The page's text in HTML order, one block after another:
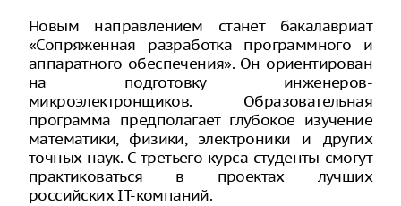
Новым направлением станет бакалавриат
«Сопряженная разработка программного и
аппаратного обеспечения». Он ориентирован
на подготовку инженеров-
микроэлектронщиков. Образовательная
программа предполагает глубокое изучение
математики, физики, электроники и других
точных наук. С третьего курса студенты смогут
практиковаться в проектах лучших
российских IT-компаний.